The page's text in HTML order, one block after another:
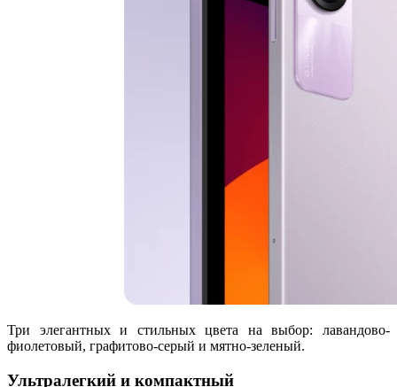
Три элегантных и стильных цвета на выбор: лавандово-
фиолетовый, графитово-серый и мятно-зеленый.
Ультралегкий и компактный